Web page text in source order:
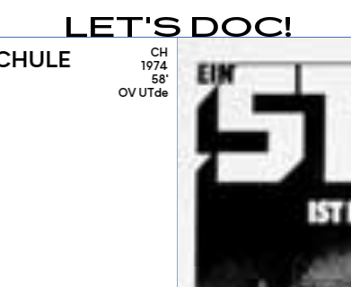
LET'S DOC!
CH
1974
58'
OV UTde